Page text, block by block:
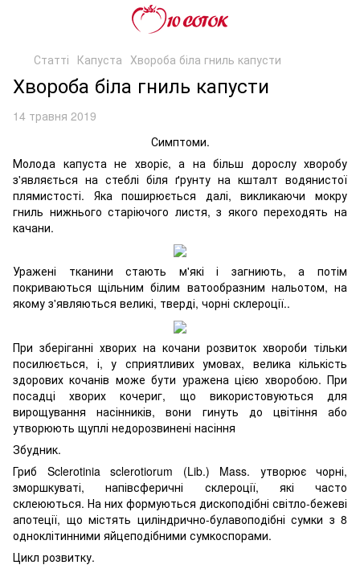
Статті Капуста Хвороба біла гниль капусти
Хвороба біла гниль капусти
14 травня 2019
Симптоми.
Молода капуста не хворіє, а на більш дорослу хворобу
з'являється на стеблі біля ґрунту на кшталт водянистої
плямистості. Яка поширюється далі, викликаючи мокру
гниль нижнього старіючого листя, з якого переходять на
качани.
Уражені тканини стають м'які і загниють, а потім
покриваються щільним білим ватообразним нальотом, на
якому з'являються великі, тверді, чорні склероції..
При зберіганні хворих на кочани розвиток хвороби тільки
посилюється, і, у сприятливих умовах, велика кількість
здорових кочанів може бути уражена цією хворобою. При
посадці хворих кочериг, що використовуються для
вирощування насінників, вони гинуть до цвітіння або
утворюють щуплі недорозвинені насіння
Збудник.
Гриб Sclerotinia sclerotiorum (Lib.) Mass. утворює чорні,
зморшкуваті, напівсферичні склероції, які часто
склеюються. На них формуються дископодібні світло-бежеві
апотеції, що містять циліндрично-булавоподібні сумки з 8
одноклітинними яйцеподібними сумкоспорами.
Цикл розвитку.